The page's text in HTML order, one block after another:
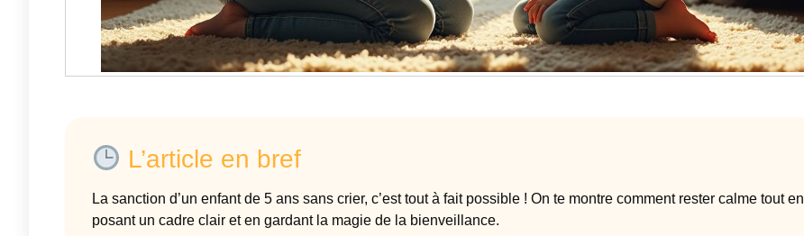
L’article en bref
La sanction d’un enfant de 5 ans sans crier, c’est tout à fait possible ! On te montre comment rester calme tout en
posant un cadre clair et en gardant la magie de la bienveillance.